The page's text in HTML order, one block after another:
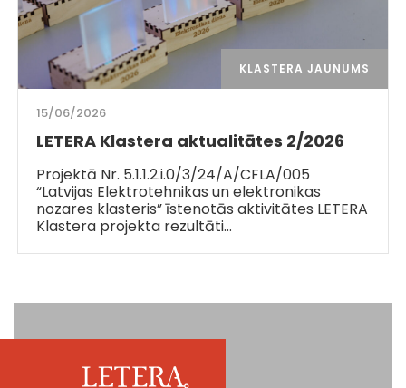
KLASTERA JAUNUMS
15/06/2026
LETERA Klastera aktualitātes 2/2026
Projektā Nr. 5.1.1.2.i.0/3/24/A/CFLA/005
“Latvijas Elektrotehnikas un elektronikas
nozares klasteris” īstenotās aktivitātes LETERA
Klastera projekta rezultāti…